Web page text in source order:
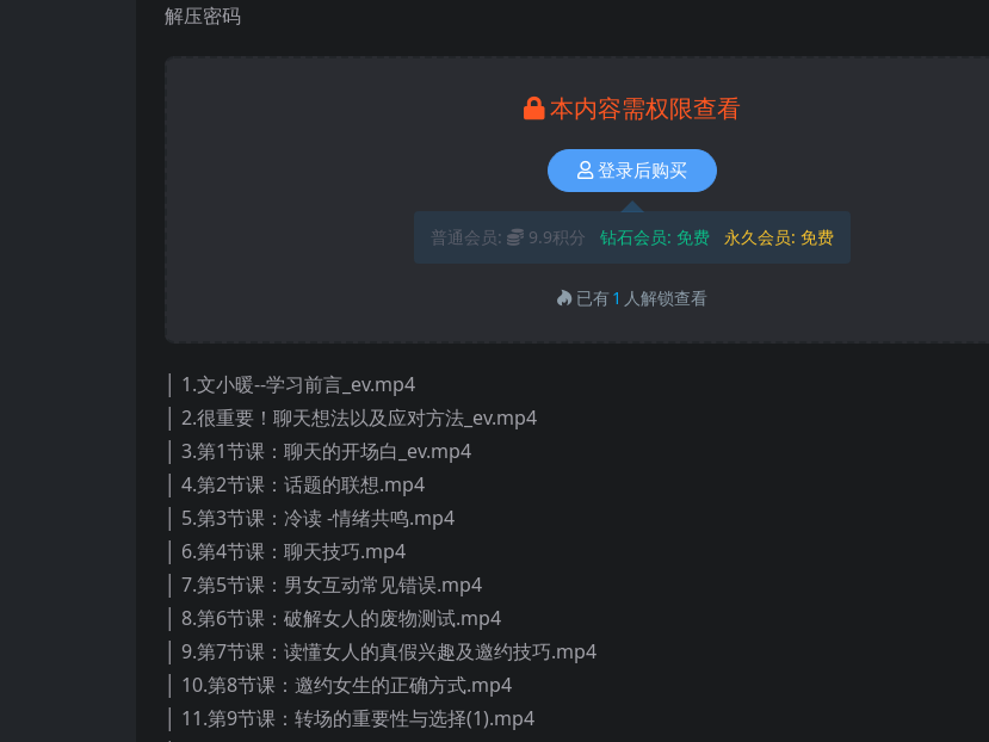
解压密码
本内容需权限查看
登录后购买
普通会员: 9.9积分 钻石会员: 免费 永久会员: 免费
已有1 人解锁查看
│ 1.文小暖--学习前言_ev.mp4
│ 2.很重要！聊天想法以及应对方法_ev.mp4
│ 3.第1节课：聊天的开场白_ev.mp4
│ 4.第2节课：话题的联想.mp4
│ 5.第3节课：冷读 -情绪共鸣.mp4
│ 6.第4节课：聊天技巧.mp4
│ 7.第5节课：男女互动常见错误.mp4
│ 8.第6节课：破解女人的废物测试.mp4
│ 9.第7节课：读懂女人的真假兴趣及邀约技巧.mp4
│ 10.第8节课：邀约女生的正确方式.mp4
│ 11.第9节课：转场的重要性与选择(1).mp4